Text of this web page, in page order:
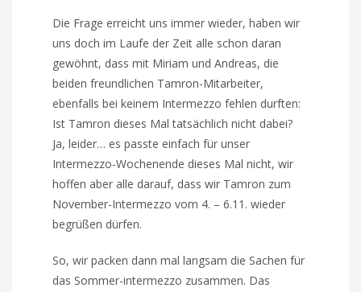
Die Frage erreicht uns immer wieder, haben wir
uns doch im Laufe der Zeit alle schon daran
gewöhnt, dass mit Miriam und Andreas, die
beiden freundlichen Tamron-Mitarbeiter,
ebenfalls bei keinem Intermezzo fehlen durften:
Ist Tamron dieses Mal tatsächlich nicht dabei?
Ja, leider… es passte einfach für unser
Intermezzo-Wochenende dieses Mal nicht, wir
hoffen aber alle darauf, dass wir Tamron zum
November-Intermezzo vom 4. – 6.11. wieder
begrüßen dürfen.
So, wir packen dann mal langsam die Sachen für
das Sommer-intermezzo zusammen. Das